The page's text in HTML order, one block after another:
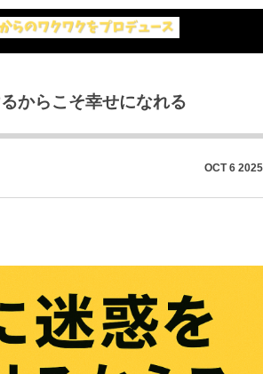
からこそ幸せになれる
OCT 6 2025